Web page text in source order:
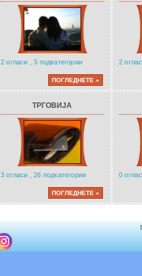
2 огласи , 3 подкатегории
ПОГЛЕДНЕТЕ »
2
ТРГОВИЈА
3 огласи , 26 подкатегории
ПОГЛЕДНЕТЕ »
0